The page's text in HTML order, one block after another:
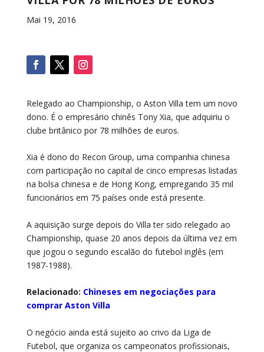
Mai 19, 2016
Relegado ao Championship, o Aston Villa tem um novo
dono. É o empresário chinês Tony Xia, que adquiriu o
clube britânico por 78 milhões de euros.
Xia é dono do Recon Group, uma companhia chinesa
com participação no capital de cinco empresas listadas
na bolsa chinesa e de Hong Kong, empregando 35 mil
funcionários em 75 países onde está presente.
A aquisição surge depois do Villa ter sido relegado ao
Championship, quase 20 anos depois da última vez em
que jogou o segundo escalão do futebol inglês (em
1987-1988).
Relacionado: Chineses em negociações para
comprar Aston Villa
O negócio ainda está sujeito ao crivo da Liga de
Futebol, que organiza os campeonatos profissionais,